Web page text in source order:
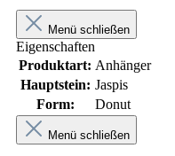
Menü schließen
Eigenschaften
Produktart: Anhänger
Hauptstein: Jaspis
Form:
Donut
Menü schließen